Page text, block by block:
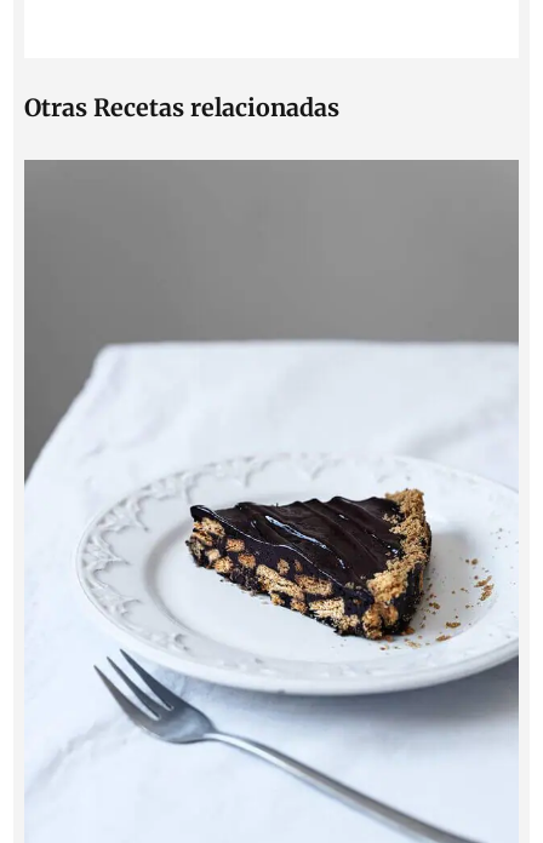
Otras Recetas relacionadas